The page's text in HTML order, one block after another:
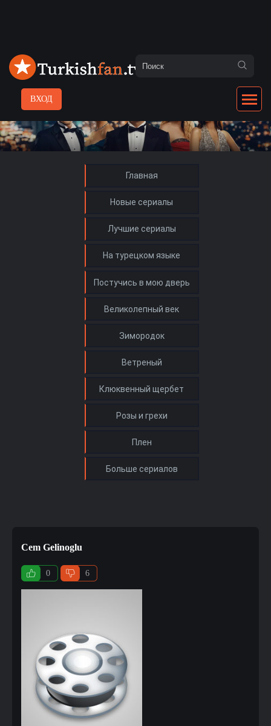
ВХОД
Главная
Новые сериалы
Лучшие сериалы
На турецком языке
Cem Gelinoglu
0 6